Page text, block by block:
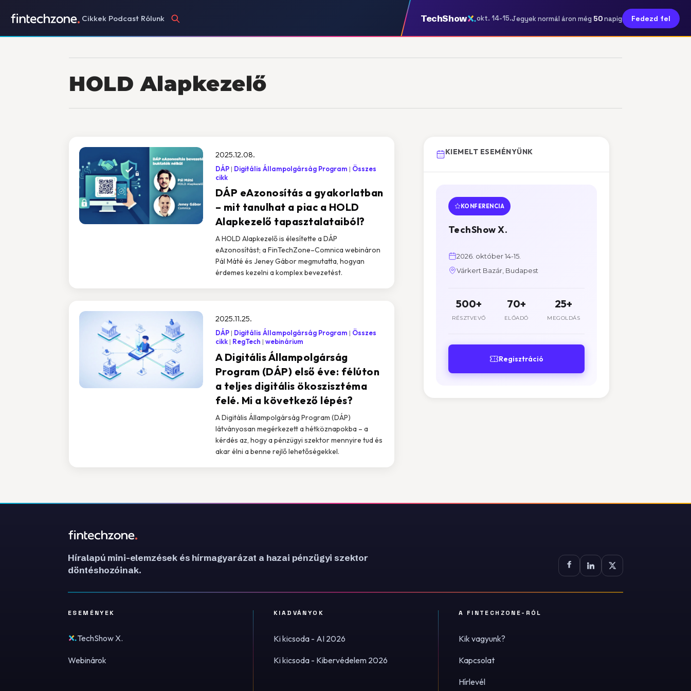
Cikkek Podcast Rólunk TechShow okt. 14-15.Jegyek normál áron még 50napig Fedezd fel
HOLD Alapkezelő
DÁP eAzonosítás a gyakorlatban
– mit tanulhat a piac a HOLD
Alapkezelő tapasztalataiból?
2025.12.08.
DÁP Digitális Állampolgárság Program
Összes
cikk
A HOLD Alapkezelő is élesítette a DÁP
eAzonosítást; a FinTechZone–Comnica webináron
Pál Máté és Jeney Gábor megmutatta, hogyan
érdemes kezelni a komplex bevezetést.
A Digitális Állampolgárság
Program (DÁP) első éve: félúton
a teljes digitális ökoszisztéma
felé. Mi a következő lépés?
2025.11.25.
DÁP Digitális Állampolgárság Program
Összes
cikk
RegTech webinárium
A Digitális Állampolgárság Program (DÁP)
látványosan megérkezett a hétköznapokba – a
kérdés az, hogy a pénzügyi szektor mennyire tud és
akar élni a benne rejlő lehetőségekkel.
KIEMELT ESEMÉNYÜNK
KONFERENCIA
TechShow X.
2026. október 14-15.
Várkert Bazár, Budapest
500+
RÉSZTVEVŐ
70+
ELŐADÓ
25+
MEGOLDÁS
Regisztráció
Híralapú mini-elemzések és hírmagyarázat a hazai pénzügyi szektor
döntéshozóinak.
ESEMÉNYEK
TechShow X.
Webinárok
KIADVÁNYOK
Ki kicsoda - AI 2026
Ki kicsoda - Kibervédelem 2026
A FINTECHZONE-RÓL
Kik vagyunk?
Kapcsolat
Hírlevél